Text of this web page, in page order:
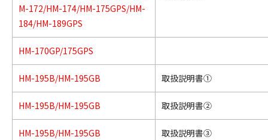
M-172/HM-174/HM-175GPS/HM-
184/HM-189GPS
HM-170GP/175GPS
HM-195B/HM-195GB 取扱説明書①
HM-195B/HM-195GB 取扱説明書②
HM-195B/HM-195GB 取扱説明書③